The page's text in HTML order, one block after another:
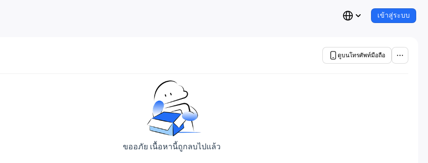
เข้าสู่ระบบ
ดูบนโทรศัพท์มือถือ
ขออภัย เนื้อหานี้ถูกลบไปแล้ว